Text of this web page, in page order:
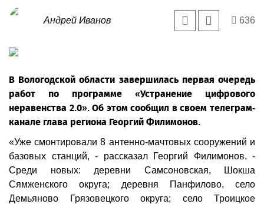
Андрей Иванов 636
В Вологодской области завершилась первая очередь
работ по программе «Устранение цифрового
неравенства 2.0». Об этом сообщил в своем телеграм-
канале глава региона Георгий Филимонов.
«Уже смонтировали 8 антенно-мачтовых сооружений и
базовых станций, - рассказал Георгий Филимонов. -
Среди новых: деревни Самсоновская, Шокша
Сямженского округа; деревня Панфилово, село
Демьяново Грязовецкого округа; село Троицкое